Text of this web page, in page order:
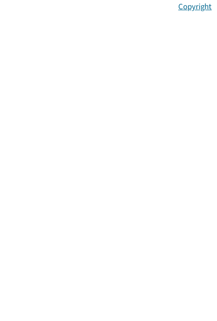
Copyright